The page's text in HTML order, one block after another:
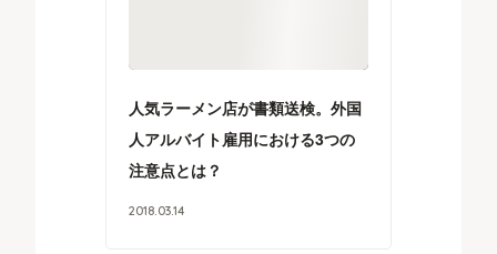
人気ラーメン店が書類送検。外国
人アルバイト雇用における3つの
注意点とは？
2018.03.14